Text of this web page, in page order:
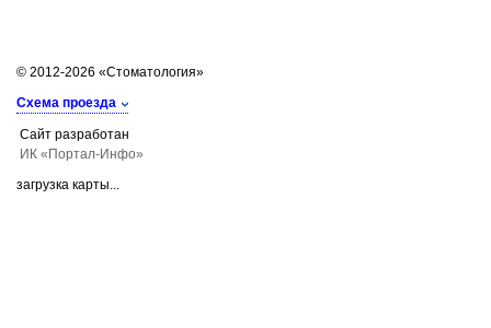
© 2012-2026 «Стоматология»
Схема проезда
Сайт разработан
ИК «Портал-Инфо»
загрузка карты...